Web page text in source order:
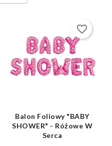
shopping_bag 
Balon Foliowy "BABY
SHOWER" - Różowe W
Serca
favorite_border